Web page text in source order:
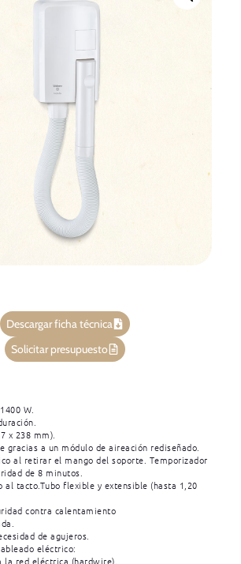
Descargar ficha técnica
Solicitar presupuesto
W.
x 238 mm).
gracias a un módulo de aireación rediseñado.
al retirar el mango del soporte. Temporizador
de 8 minutos.
tacto.Tubo flexible y extensible (hasta 1,20
contra calentamiento
de agujeros.
eléctrico:
la red eléctrica (hardwire).